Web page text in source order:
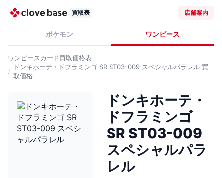
買取表 店舗案内
ポケモン ワンピース
ワンピースカード買取価格表
ドンキホーテ・ドフラミンゴ SR ST03-009 スペシャルパラレル 買
取価格
ドンキホーテ・
ドフラミンゴ
SR ST03-009
スペシャルパラ
レル